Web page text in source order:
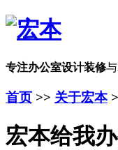
专注办公室设计装修
首页 >> 关于宏本
宏本给我